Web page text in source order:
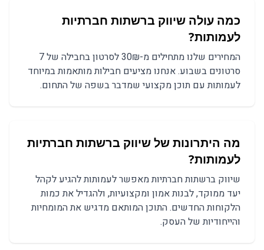
כמה עולה שיווק ברשתות חברתיות
לעמותות?
המחירים שלנו מתחילים מ-30₪ לסרטון בחבילה של 7
סרטונים בשבוע. אנחנו מציעים חבילות מותאמות במיוחד
לעמותות עם תוכן מקצועי שמדבר בשפה של התחום.
מה היתרונות של שיווק ברשתות חברתיות
לעמותות?
שיווק ברשתות חברתיות מאפשר לעמותות להגיע לקהל
יעד ממוקד, לבנות אמון ומקצועיות, ולהגדיל את כמות
הלקוחות החדשים. התוכן המותאם מדגיש את המומחיות
והייחודיות של העסק.